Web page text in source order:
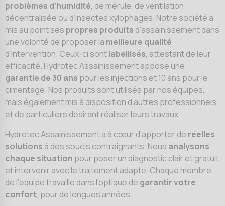
problèmes d’humidité, de mérule, de ventilation
décentralisée ou d’insectes xylophages. Notre société a
mis au point ses propres produits d’assainissement dans
une volonté de proposer la meilleure qualité
d’intervention. Ceux-ci sontlabellisés, attestant de leur
efficacité. Hydrotec Assainissement appose une
garantie de 30 ans pour les injections et 10 ans pour le
cimentage. Nos produits sont utilisés par nos équipes,
mais également mis à disposition d’autres professionnels
et de particuliers désirant réaliser leurs travaux.
Hydrotec Assainissement a à cœur d’apporter de réelles
solutions à des soucis contraignants. Nous analysons
chaque situation pour poser un diagnostic clair et gratuit
et intervenir avec le traitement adapté. Chaque membre
de l’équipe travaille dans l’optique de garantir votre
confort, pour de longues années.